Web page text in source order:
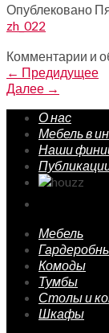
Опублековано
zh_022
Комментарии и
← Предидущее
Далее →
О нас
Мебель в
Наши
Мебель
Комоды
Тумбы
Столы и
Шкафы